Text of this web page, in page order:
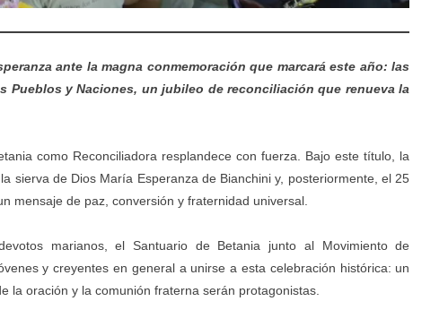
ante la magna conmemoración que marcará este año: las
Pueblos y Naciones, un jubileo de reconciliación que renueva la
como Reconciliadora resplandece con fuerza. Bajo este título, la
sierva de Dios María Esperanza de Bianchini y, posteriormente, el 25
mensaje de paz, conversión y fraternidad universal.
marianos, el Santuario de Betania junto al Movimiento de
y creyentes en general a unirse a esta celebración histórica: un
la oración y la comunión fraterna serán protagonistas.